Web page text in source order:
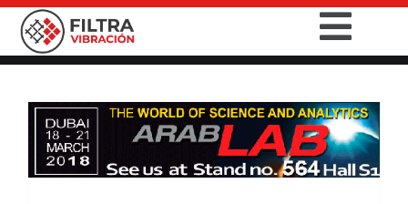
Saltar
contenido
INICIO
PRODUCTOS